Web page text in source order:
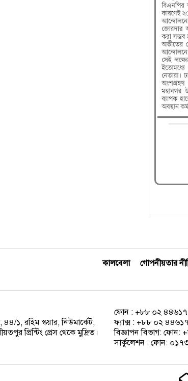
কালবেলা গোপনীয়তার
৪৪/১, রহিম স্কয়ার, নিউমার্কেট,
প্রিন্টিং প্রেস থেকে মুদ্রিত।
ফোন : +৮৮ ০২
ফ্যাক্স : +৮৮ ০২
বিজ্ঞাপন বিভাগ:
সার্কুলেশন : ফোন: